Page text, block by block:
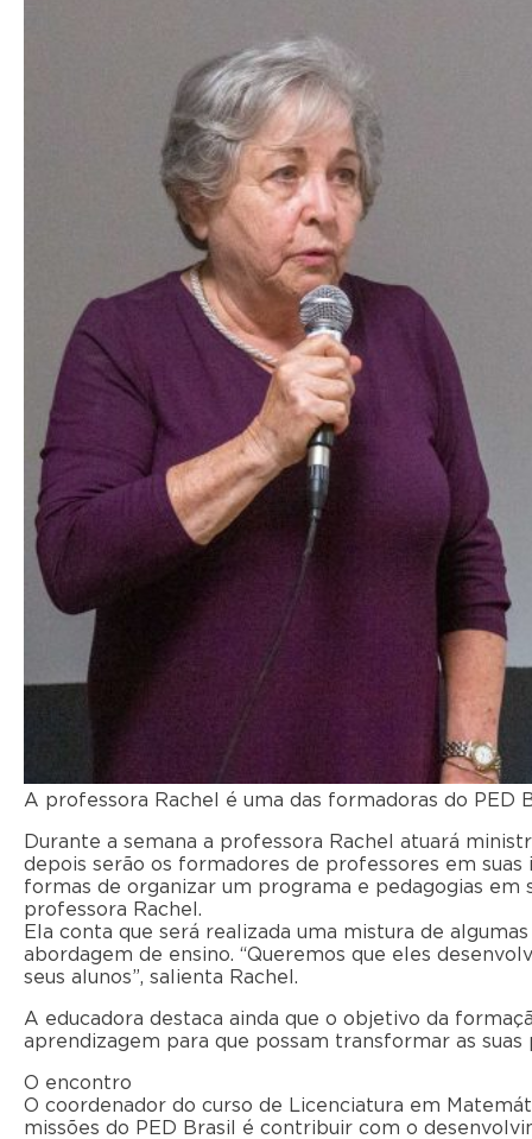
A professora Rachel é uma das formadoras do PED
Durante a semana a professora Rachel atuará
depois serão os formadores de professores em
formas de organizar um programa e pedagogias em
professora Rachel.
Ela conta que será realizada uma mistura de
abordagem de ensino. “Queremos que eles
seus alunos”, salienta Rachel.
A educadora destaca ainda que o objetivo da
aprendizagem para que possam transformar as
O encontro
O coordenador do curso de Licenciatura em
missões do PED Brasil é contribuir com o